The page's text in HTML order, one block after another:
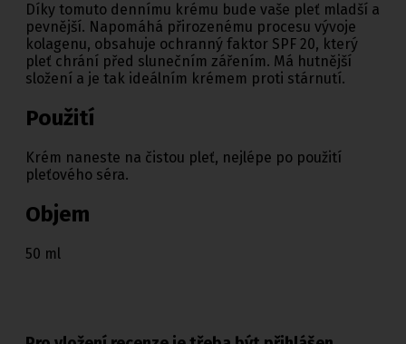
Díky tomuto dennímu krému bude vaše pleť mladší a
pevnější. Napomáhá přirozenému procesu vývoje
kolagenu, obsahuje ochranný faktor SPF 20, který
pleť chrání před slunečním zářením. Má hutnější
složení a je tak ideálním krémem proti stárnutí.
Použití
Krém naneste na čistou pleť, nejlépe po použití
pleťového séra.
Objem
50 ml